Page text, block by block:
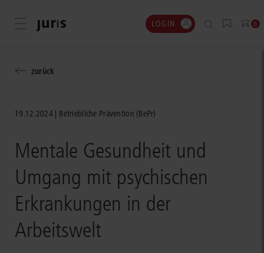
Menü öffnen LOGIN 0
zurück
19.12.2024 Betriebliche Prävention (BePr)
Mentale Gesundheit und
Umgang mit psychischen
Erkrankungen in der
Arbeitswelt